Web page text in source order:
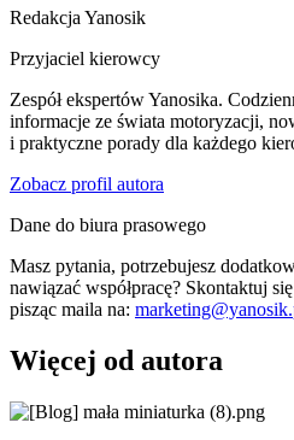
Redakcja Yanosik
Przyjaciel kierowcy
Zespół ekspertów Yanosika.
informacje ze świata motoryzacji,
i praktyczne porady dla każdego
Zobacz profil autora
Dane do biura prasowego
Masz pytania, potrzebujesz
nawiązać współpracę? Skontaktuj
pisząc maila na:
Więcej od autora